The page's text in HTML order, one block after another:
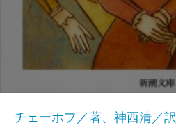
チェーホフ／著、神西清／訳